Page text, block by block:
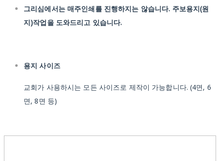
그리심에서는 매주인쇄를 진행하지는 않습니다. 주보용지(원
지)작업을 도와드리고 있습니다.
용지 사이즈
교회가 사용하시는 모든 사이즈로 제작이 가능합니다.(4면, 6
면, 8면 등)